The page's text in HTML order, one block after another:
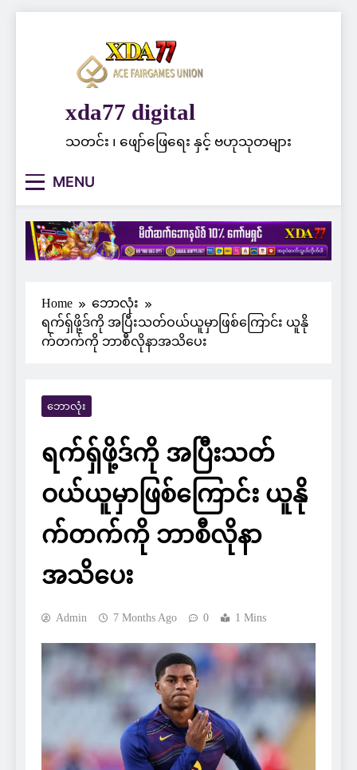
xda77 digital
သတင်း ၊ ဖျော်ဖြေရေး နှင့် ဗဟုသုတများ
MENU
Home
ဘောလုံး
ရက်ရှ်ဖို့ဒ်ကို အပြီးသတ်ဝယ်ယူမှာဖြစ်ကြောင်း ယူနို
က်တက်ကို ဘာစီလိုနာအသိပေး
ဘောလုံး
ရက်ရှ်ဖို့ဒ်ကို အပြီးသတ်
ဝယ်ယူမှာဖြစ်ကြောင်း ယူနို
က်တက်ကို ဘာစီလိုနာ
အသိပေး
Admin 7 Months Ago 0 1 Mins